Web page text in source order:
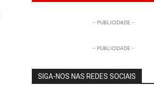
- PUBLICIDADE -
- PUBLICIDADE -
SIGA-NOS NAS REDES SOCIAIS